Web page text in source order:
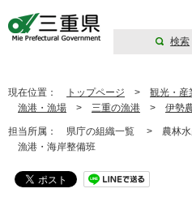
検索
現在位置： トップページ > 観光・産
漁港・漁場 > 三重の漁港 > 伊勢
担当所属： 県庁の組織一覧 > 農林
漁港・海岸整備班